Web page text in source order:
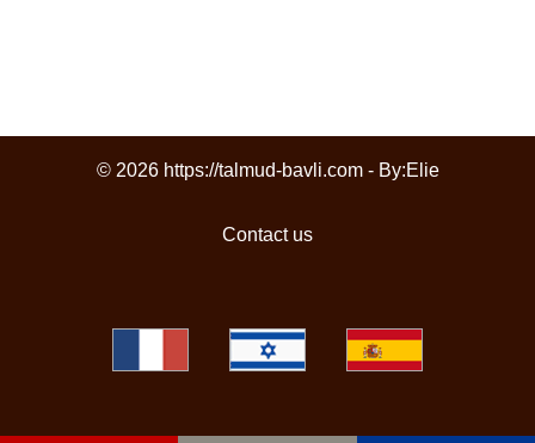
© 2026 https://talmud-bavli.com - By:Elie
Contact us